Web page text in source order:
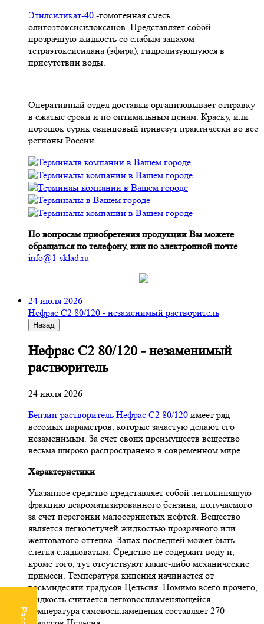
Этилсиликат-40 -гомогенная смесь
олигоэтоксисилоксанов. Представляет собой
прозрачную жидкость со слабым запахом
тетраэтоксисилана (эфира), гидролизующуюся в
присутствии воды.
Оперативный отдел доставки организовывает отправку
в сжатые сроки и по оптимальным ценам. Краску, или
порошок сурик свинцовый привезут практически во все
регионы России.
По вопросам приобретения продукции Вы можете
обращаться по телефону, или по электронной почте
info@1-sklad.ru
24 июля 2026
Нефрас С2 80/120 - незаменимый растворитель
Назад
Нефрас С2 80/120 - незаменимый
растворитель
24 июля 2026
Бензин-растворитель Нефрас С2 80/120 имеет ряд
весомых параметров, которые зачастую делают его
незаменимым. За счет своих преимуществ вещество
весьма широко распространено в современном мире.
Характеристики
Указанное средство представляет собой легкокипящую
фракцию деароматизированного бензина, получаемого
за счет перегонки малосернистых нефтей. Вещество
является легколетучей жидкостью прозрачного или
желтоватого оттенка. Запах последней может быть
слегка сладковатым. Средство не содержит воду и,
кроме того, тут отсутствуют какие-либо механические
примеси. Температура кипения начинается от
восьмидесяти градусов Цельсия. Помимо всего прочего,
жидкость считается легковоспламеняющейся.
Температура самовоспламенения составляет 270